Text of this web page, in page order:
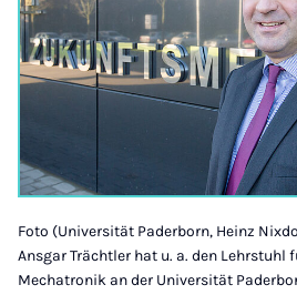
Foto (Universität Paderborn, Heinz
Ansgar Trächtler hat u. a. den Lehrstuhl
Mechatronik an der Universität